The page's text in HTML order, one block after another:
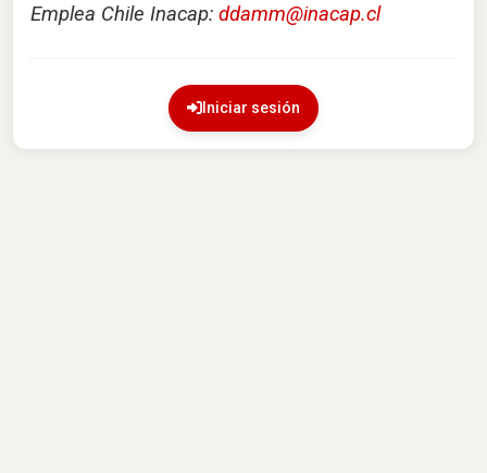
Emplea Chile Inacap: ddamm@inacap.cl
Iniciar sesión